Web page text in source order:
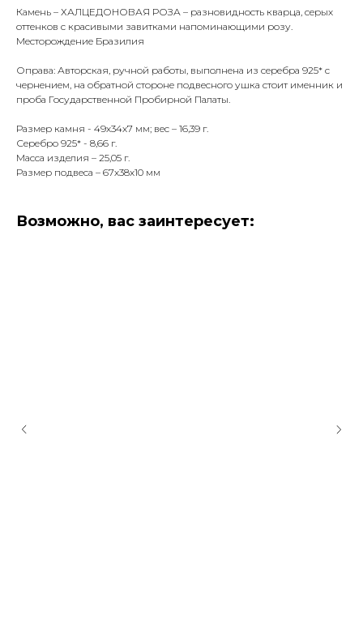
Камень – ХАЛЦЕДОНОВАЯ РОЗА – разновидность кварца, серых
оттенков с красивыми завитками напоминающими розу.
Месторождение Бразилия
Оправа: Авторская, ручной работы, выполнена из серебра 925* с
чернением, на обратной стороне подвесного ушка стоит именник и
проба Государственной Пробирной Палаты.
Размер камня - 49х34х7 мм; вес – 16,39 г.
Серебро 925* - 8,66 г.
Масса изделия – 25,05 г.
Размер подвеса – 67х38х10 мм
Возможно, вас заинтересует: